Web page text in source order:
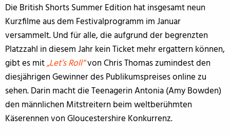
Die British Shorts Summer Edition hat insgesamt neun
Kurzfilme aus dem Festivalprogramm im Januar
versammelt. Und für alle, die aufgrund der begrenzten
Platzzahl in diesem Jahr kein Ticket mehr ergattern können,
gibt es mit„Let’s Roll“von Chris Thomas zumindest den
diesjährigen Gewinner des Publikumspreises online zu
sehen. Darin macht die Teenagerin Antonia (Amy Bowden)
den männlichen Mitstreitern beim weltberühmten
Käserennen von Gloucestershire Konkurrenz.